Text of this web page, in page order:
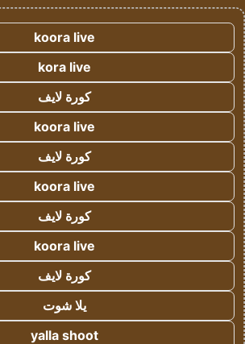
koora live
kora live
كورة لايف
koora live
كورة لايف
koora live
كورة لايف
koora live
كورة لايف
يلا شوت
yalla shoot